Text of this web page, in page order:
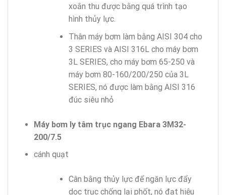
xoắn thu được bằng quá trình tạo
hình thủy lực.
Thân máy bơm làm bằng AISI 304 cho
3 SERIES và AISI 316L cho máy bơm
3L SERIES, cho máy bơm 65-250 và
máy bơm 80-160/200/250 của 3L
SERIES, nó được làm bằng AISI 316
đúc siêu nhỏ
Máy bơm ly tâm trục ngang Ebara 3M32-
200/7.5
cánh quạt
Cân bằng thủy lực để ngăn lực đẩy
dọc trục chống lại phốt, nó đạt hiệu